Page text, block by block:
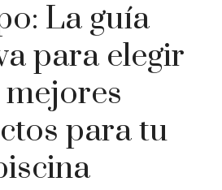
La guía
para elegir
para tu